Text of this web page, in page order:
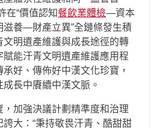
在“價值認知餐飲業體檢—資本
養—財產立異”全鏈條發生積
明遺產維護與成長途徑的轉
能汗青文明遺產維護應用程
好、傳佈好中漢文化珍寶，
長中賡續中漢文脈。
，加強決議計劃精準度和治理
大：“秉持敬畏汗青、酷甜甜